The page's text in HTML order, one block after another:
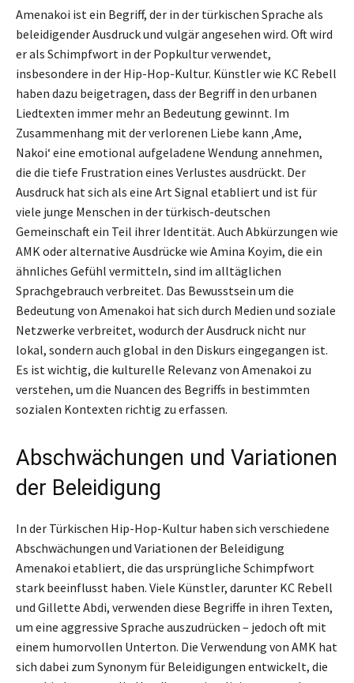
Amenakoi ist ein Begriff, der in der türkischen Sprache als
beleidigender Ausdruck und vulgär angesehen wird. Oft wird
er als Schimpfwort in der Popkultur verwendet,
insbesondere in der Hip-Hop-Kultur. Künstler wie KC Rebell
haben dazu beigetragen, dass der Begriff in den urbanen
Liedtexten immer mehr an Bedeutung gewinnt. Im
Zusammenhang mit der verlorenen Liebe kann ‚Ame,
Nakoi‘ eine emotional aufgeladene Wendung annehmen,
die die tiefe Frustration eines Verlustes ausdrückt. Der
Ausdruck hat sich als eine Art Signal etabliert und ist für
viele junge Menschen in der türkisch-deutschen
Gemeinschaft ein Teil ihrer Identität. Auch Abkürzungen wie
AMK oder alternative Ausdrücke wie Amina Koyim, die ein
ähnliches Gefühl vermitteln, sind im alltäglichen
Sprachgebrauch verbreitet. Das Bewusstsein um die
Bedeutung von Amenakoi hat sich durch Medien und soziale
Netzwerke verbreitet, wodurch der Ausdruck nicht nur
lokal, sondern auch global in den Diskurs eingegangen ist.
Es ist wichtig, die kulturelle Relevanz von Amenakoi zu
verstehen, um die Nuancen des Begriffs in bestimmten
sozialen Kontexten richtig zu erfassen.
Abschwächungen und Variationen
der Beleidigung
In der Türkischen Hip-Hop-Kultur haben sich verschiedene
Abschwächungen und Variationen der Beleidigung
Amenakoi etabliert, die das ursprüngliche Schimpfwort
stark beeinflusst haben. Viele Künstler, darunter KC Rebell
und Gillette Abdi, verwenden diese Begriffe in ihren Texten,
um eine aggressive Sprache auszudrücken – jedoch oft mit
einem humorvollen Unterton. Die Verwendung von AMK hat
sich dabei zum Synonym für Beleidigungen entwickelt, die